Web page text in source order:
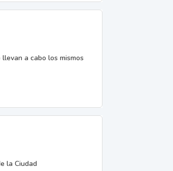
a cabo los mismos
la Ciudad